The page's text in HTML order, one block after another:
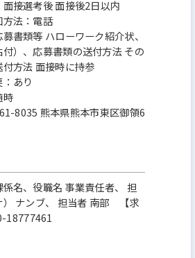
接選考後 面接後2日以内
方法：電話
書類等 ハローワーク紹介状、
）、応募書類の送付方法 その
方法 面接時に持参
あり
時
8035 熊本県熊本市東区御領6
名、役職名 事業責任者、 担
） ナンブ、 担当者 南部 【求
18777461